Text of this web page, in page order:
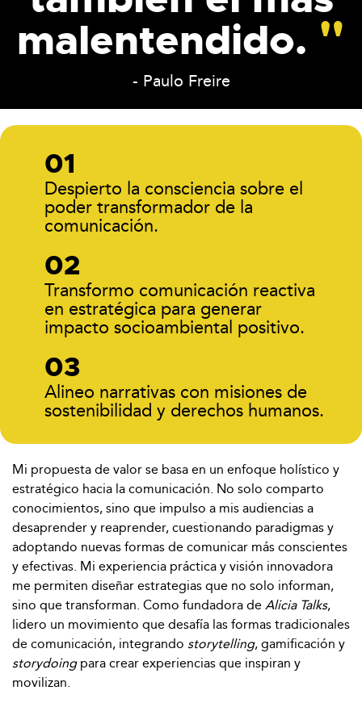
malentendido.
- Paulo Freire
Despierto la consciencia sobre el
poder transformador de la
comunicación.
Transformo comunicación reactiva
en estratégica para generar
impacto socioambiental positivo.
Alineo narrativas con misiones de
sostenibilidad y derechos humanos.
Mi propuesta de valor se basa en un enfoque holístico y
estratégico hacia la comunicación. No solo comparto
conocimientos, sino que impulso a mis audiencias a
desaprender y reaprender, cuestionando paradigmas y
adoptando nuevas formas de comunicar más conscientes
y efectivas. Mi experiencia práctica y visión innovadora
me permiten diseñar estrategias que no solo informan,
sino que transforman. Como fundadora deAlicia Talks,
lidero un movimiento que desafía las formas tradicionales
de comunicación, integrando storytelling, gamificación y
storydoingpara crear experiencias que inspiran y
movilizan.